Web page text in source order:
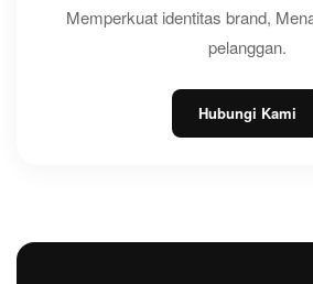
Memperkuat identitas brand,
pelanggan.
Hubungi Kami